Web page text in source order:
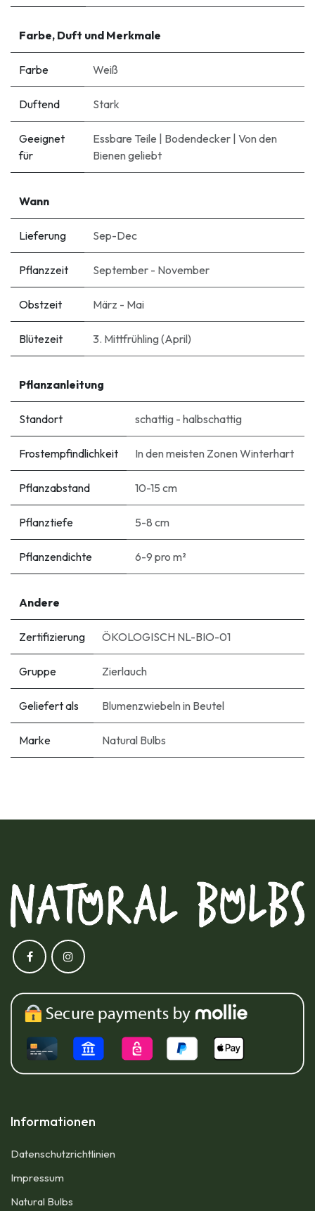
Farbe, Duft und Merkmale
Farbe Weiß
Duftend Stark
Geeignet
für
Essbare Teile | Bodendecker | Von den
Bienen geliebt
Wann
Lieferung Sep-Dec
Pflanzzeit September - November
Obstzeit März - Mai
Blütezeit 3. Mittfrühling (April)
Pflanzanleitung
Standort schattig - halbschattig
Frostempfindlichkeit In den meisten Zonen Winterhart
Pflanzabstand 10-15 cm
Pflanztiefe 5-8 cm
Pflanzendichte 6-9 pro m²
Andere
Zertifizierung ÖKOLOGISCH NL-BIO-01
Gruppe Zierlauch
Geliefert als Blumenzwiebeln in Beutel
Marke Natural Bulbs
Informationen
Datenschutzrichtlinien
Impressum​
Natural Bulbs